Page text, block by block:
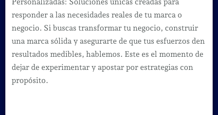
responder a las necesidades reales de tu marca o
negocio. Si buscas transformar tu negocio, construir
una marca sólida y asegurarte de que tus esfuerzos den
resultados medibles, hablemos. Este es el momento de
dejar de experimentar y apostar por estrategias con
propósito.